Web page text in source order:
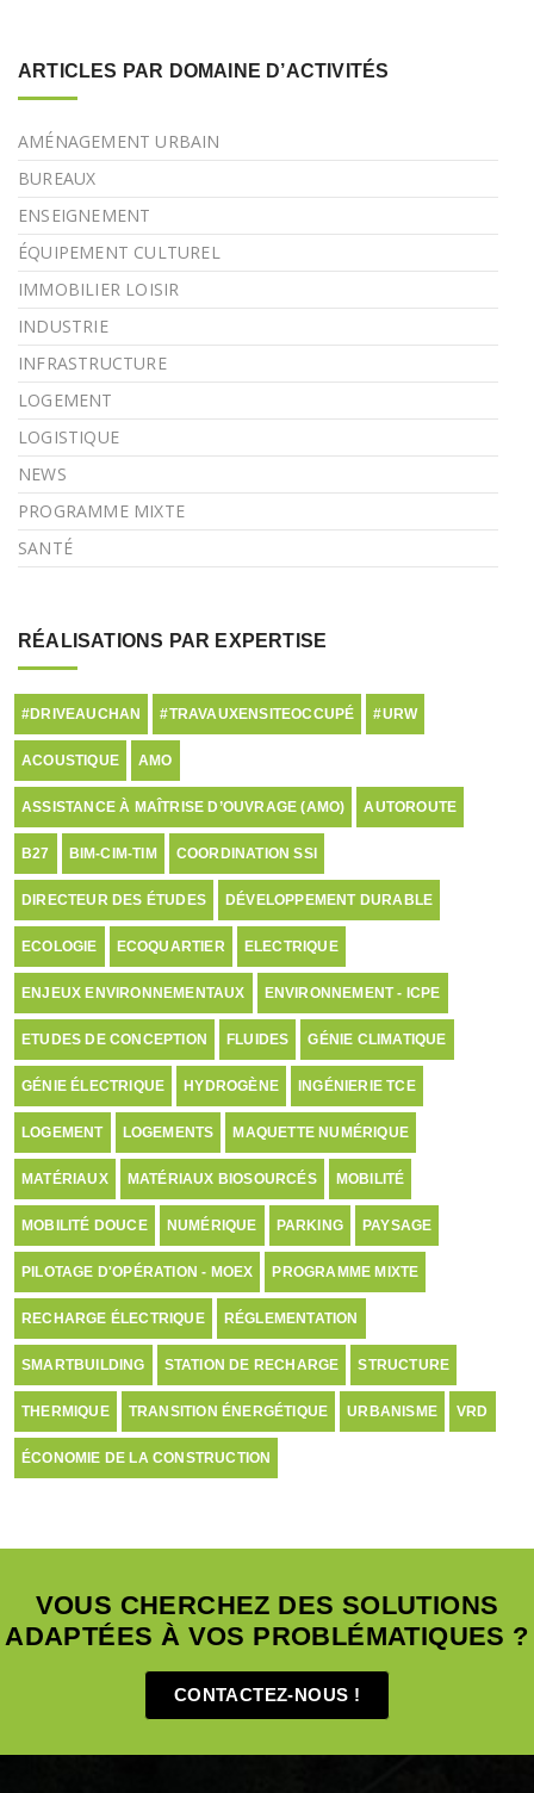
ARTICLES PAR DOMAINE D’ACTIVITÉS
AMÉNAGEMENT URBAIN
BUREAUX
ENSEIGNEMENT
ÉQUIPEMENT CULTUREL
IMMOBILIER LOISIR
INDUSTRIE
INFRASTRUCTURE
LOGEMENT
LOGISTIQUE
NEWS
PROGRAMME MIXTE
SANTÉ
RÉALISATIONS PAR EXPERTISE
#DRIVEAUCHAN #TRAVAUXENSITEOCCUPÉ #URW
ACOUSTIQUE AMO
ASSISTANCE À MAÎTRISE D’OUVRAGE (AMO) AUTOROUTE
B27 BIM-CIM-TIM COORDINATION SSI
DIRECTEUR DES ÉTUDES DÉVELOPPEMENT DURABLE
ECOLOGIE ECOQUARTIER ELECTRIQUE
ENJEUX ENVIRONNEMENTAUX ENVIRONNEMENT - ICPE
ETUDES DE CONCEPTION FLUIDES GÉNIE CLIMATIQUE
GÉNIE ÉLECTRIQUE HYDROGÈNE INGÉNIERIE TCE
LOGEMENT LOGEMENTS MAQUETTE NUMÉRIQUE
MATÉRIAUX MATÉRIAUX BIOSOURCÉS MOBILITÉ
MOBILITÉ DOUCE NUMÉRIQUE PARKING PAYSAGE
PILOTAGE D'OPÉRATION - MOEX PROGRAMME MIXTE
RECHARGE ÉLECTRIQUE RÉGLEMENTATION
SMARTBUILDING STATION DE RECHARGE STRUCTURE
THERMIQUE TRANSITION ÉNERGÉTIQUE URBANISME VRD
ÉCONOMIE DE LA CONSTRUCTION
VOUS CHERCHEZ DES SOLUTIONS
ADAPTÉES À VOS PROBLÉMATIQUES ?
CONTACTEZ-NOUS !